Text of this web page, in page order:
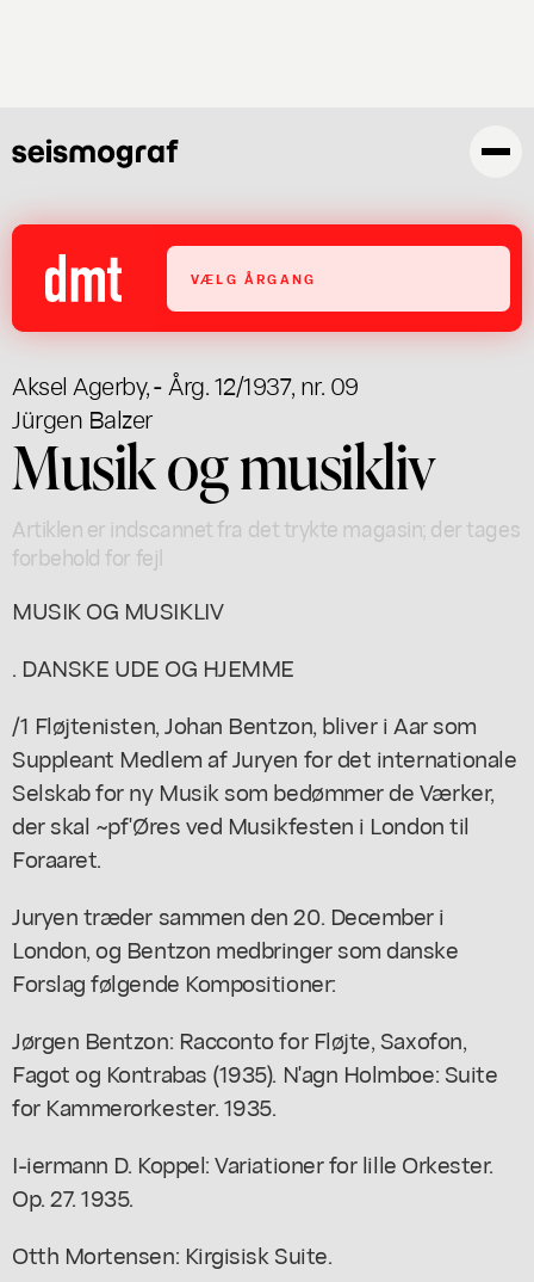
VÆLG ÅRGANG
Aksel Agerby,
Jürgen Balzer
- Årg. 12/1937, nr. 09
Musik og musikliv
Artiklen er indscannet fra det trykte magasin; der tages
forbehold for fejl
MUSIK OG MUSIKLIV
. DANSKE UDE OG HJEMME
/1 Fløjtenisten, Johan Bentzon, bliver i Aar som
Suppleant Medlem af Juryen for det internationale
Selskab for ny Musik som bedømmer de Værker,
der skal ~pf'Øres ved Musikfesten i London til
Foraaret.
Juryen træder sammen den 20. December i
London, og Bentzon medbringer som danske
Forslag følgende Kompositioner:
Jørgen Bentzon: Racconto for Fløjte, Saxofon,
Fagot og Kontrabas (1935). N'agn Holmboe: Suite
for Kammerorkester. 1935.
I-iermann D. Koppel: Variationer for lille Orkester.
Op. 27. 1935.
Otth Mortensen: Kirgisisk Suite.